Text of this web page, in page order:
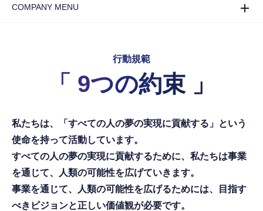
COMPANY MENU
行動規範
「 9つの約束 」
私たちは、「すべての人の夢の実現に貢献する」という
使命を持って活動しています。
すべての人の夢の実現に貢献するために、私たちは事業
を通じて、人類の可能性を広げていきます。
事業を通じて、人類の可能性を広げるためには、目指す
べきビジョンと正しい価値観が必要です。